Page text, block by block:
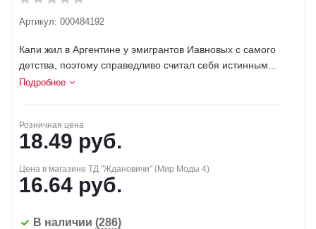
Артикул: 000484192
Капи жил в Аргентине у эмигрантов Иавновых с самого
детства, поэтому справедливо считал себя истинным...
Подробнее
Розничная цена
18.49 руб.
Цена в магазине ТД "Ждановичи" (Мир Моды 4)
16.64 руб.
В наличии (286)